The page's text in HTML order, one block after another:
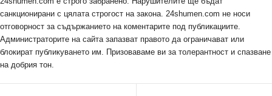
санкционирани с цялата строгост на закона. 24shumen.com не носи
отговорност за съдържанието на коментарите под публикациите.
Администраторите на сайта запазват правото да ограничават или
блокират публикуването им. Призоваваме ви за толерантност и спазване
на добрия тон.